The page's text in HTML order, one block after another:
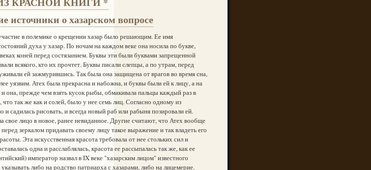
источники о хазарском вопросе
в полемике о крещении хазар было решающим. Ее имя
духа у хазар. По ночам на каждом веке она носила по букве,
коней перед состязанием. Буквы эти были буквами запрещенной
всякого, кто их прочтет. Буквы писали слепцы, а по утрам, перед
ей зажмурившись. Так была она защищена от врагов во время сна,
уязвим. Атех была прекрасна и набожна, и буквы были ей к лицу, а на
и она, прежде чем взять кусок рыбы, обмакивала пальцы каждый раз в
так же как и солей, было у нее семь лиц. Согласно одному из
и садилась рисовать, и всегда новый раб или рабыня позировали ей.
свое лицо в новое, ранее невиданное. Другие считают, что Атех вообще
зеркалом придавать своему лицу такое выражение и так владеть его
Эта искусственная красота требовала от нее стольких сил и
одна и расслаблялась, красота ее рассыпалась так же, как ее
император назвал в IX веке "хазарским лицом" известного
либо на родство патриарха с хазарами, либо на лицемерие.